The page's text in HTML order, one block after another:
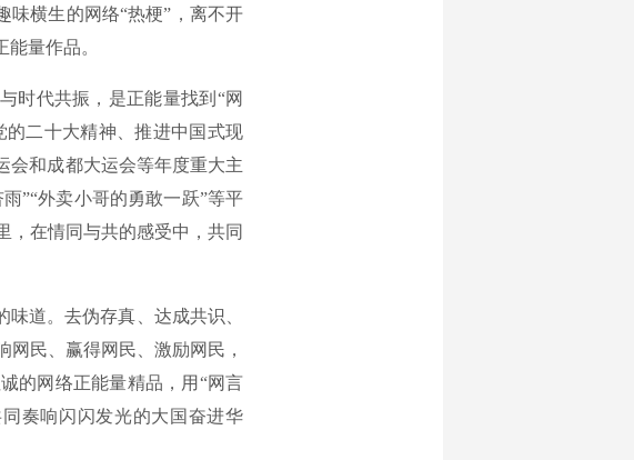
味横生的网络“热梗”，离不开
量作品。
代共振，是正能量找到“网
的二十大精神、推进中国式现
会和成都大运会等年度重大主
”“外卖小哥的勇敢一跃”等平
，在情同与共的感受中，共同
道。去伪存真、达成共识、
民、赢得网民、激励网民，
的网络正能量精品，用“网言
奏响闪闪发光的大国奋进华